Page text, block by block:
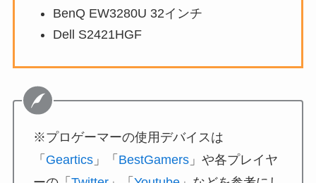
BenQ EW3280U 32インチ
Dell S2421HGF
※プロゲーマーの使用デバイスは
「 Geartics」「 BestGamers」や各プレイヤ